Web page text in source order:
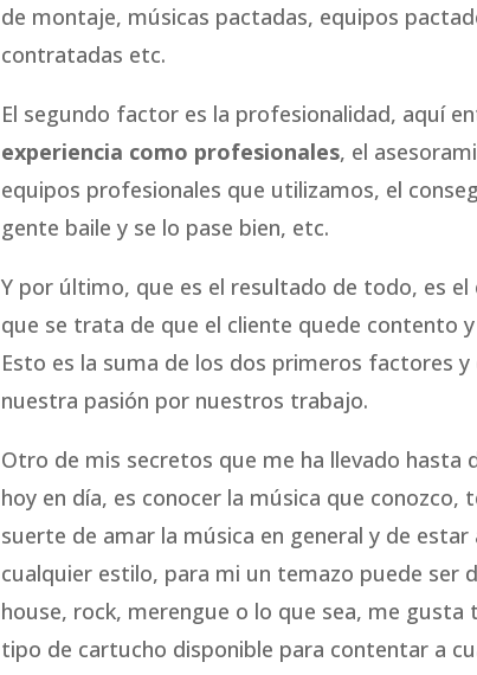
de montaje, músicas pactadas, equipos
contratadas etc.
El segundo factor es la profesionalidad, aquí
experiencia como profesionales, el
equipos profesionales que utilizamos, el
gente baile y se lo pase bien, etc.
Y por último, que es el resultado de todo, es el
que se trata de que el cliente quede contento
Esto es la suma de los dos primeros factores
nuestra pasión por nuestros trabajo.
Otro de mis secretos que me ha llevado hasta
hoy en día, es conocer la música que conozco,
suerte de amar la música en general y de estar
cualquier estilo, para mi un temazo puede ser
house, rock, merengue o lo que sea, me gusta
tipo de cartucho disponible para contentar a